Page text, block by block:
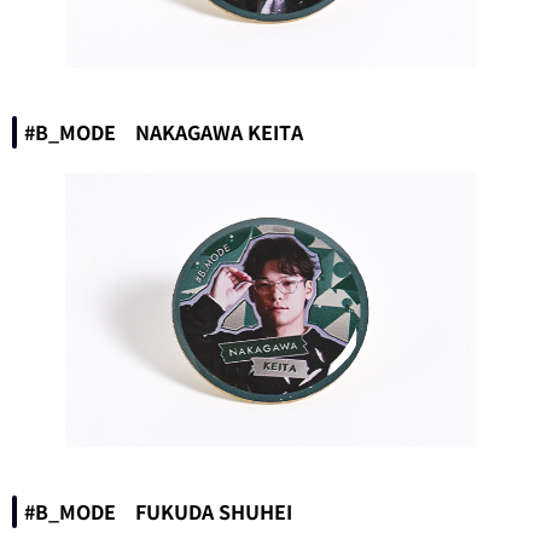
#B_MODE NAKAGAWA KEITA
#B_MODE FUKUDA SHUHEI